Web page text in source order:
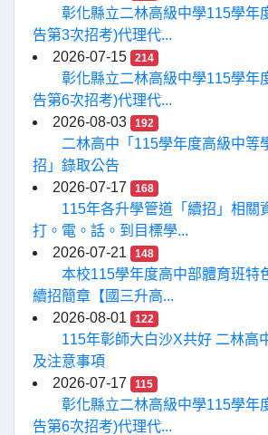
彰化縣立二林高級中學115學年
告第3次招考)代理代...
2026-07-15
214
彰化縣立二林高級中學115學年
告第6次招考)代理代...
2026-08-03
192
二林高中「115學年度高級中等
招」錄取公告
2026-07-17
168
115年各升學管道「續招」相關
打。電。話。到目標學...
2026-07-21
148
本校115學年度高中部體育班特
續招簡章【國三升高...
2026-08-01
122
115年彰師大白沙X共好 二林高
及注意事項
2026-07-17
115
彰化縣立二林高級中學115學年
告第6次招考)代理代...